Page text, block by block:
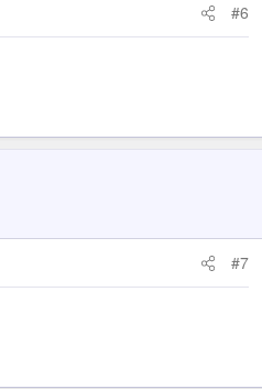
#6
#7